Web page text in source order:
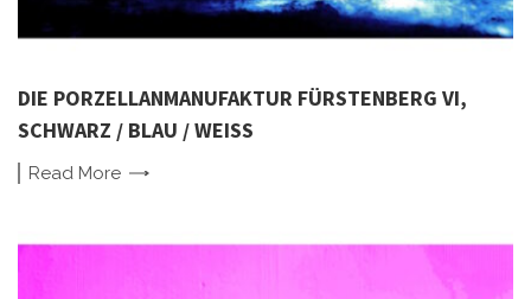
DIE PORZELLANMANUFAKTUR FÜRSTENBERG VI,
SCHWARZ / BLAU / WEISS
Read More